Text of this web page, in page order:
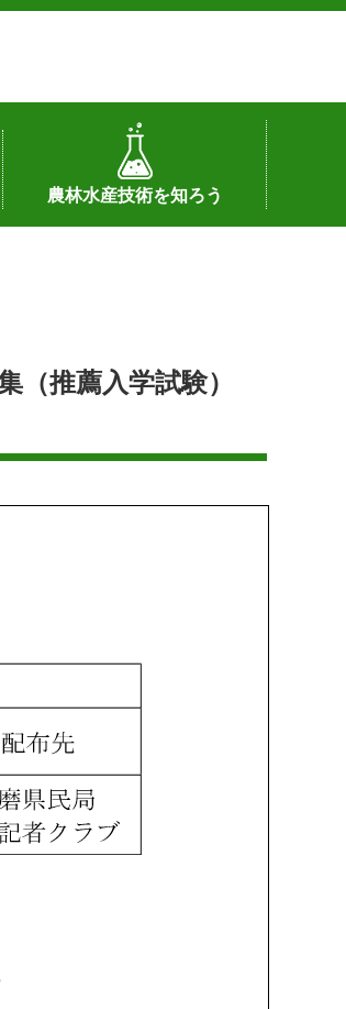
農林水産技術を知ろう
センターの話題
私の試験研究
試験研究課題
第6期中期業務計画
オンライン研究報告
刊行物
知的財産に関する相談窓口
推薦入学試験）